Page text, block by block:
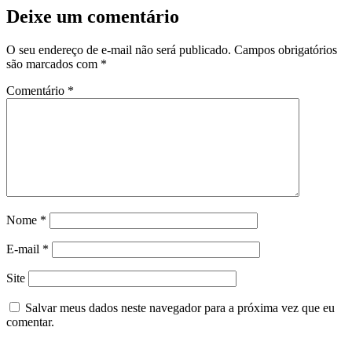
Deixe um comentário
O seu endereço de e-mail não será publicado. Campos obrigatórios
são marcados com *
Comentário *
Nome *
E-mail *
Site
Salvar meus dados neste navegador para a próxima vez que eu
comentar.